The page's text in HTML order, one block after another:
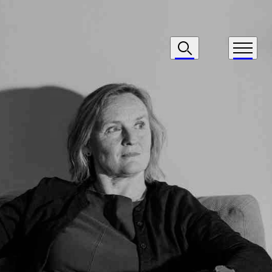
Navigasjon
Søk Meny